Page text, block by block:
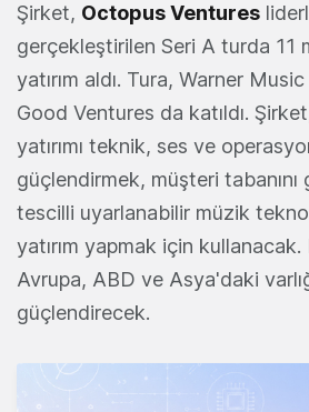
Şirket, Octopus Ventures
gerçekleştirilen Seri A turda 11
yatırım aldı. Tura, Warner
Good Ventures da katıldı.
yatırımı teknik, ses ve
güçlendirmek, müşteri
tescilli uyarlanabilir müzik
yatırım yapmak için kullanacak.
Avrupa, ABD ve Asya'daki
güçlendirecek.